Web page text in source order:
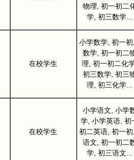
物理, 初一初二
学, 初三数学...
在校学生
小学数学, 初一
数学, 初一初二
理, 初一初二化
初三数学, 初三
理, 初三化学...
在校学生
小学语文, 小学
学, 小学英语, 初
初二英语, 初一
语文, 初一初二
学, 初三语文...